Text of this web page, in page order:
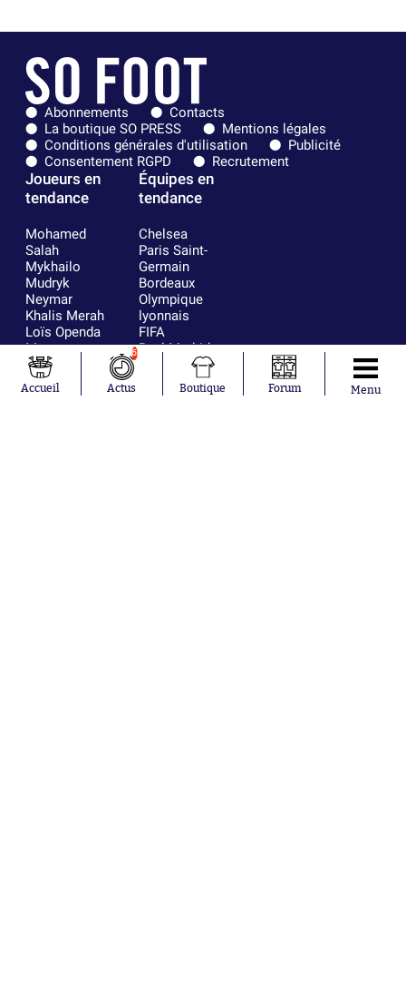
Abonnements
Contacts
La boutique SO PRESS
Mentions légales
Conditions générales d'utilisation
Publicité
Consentement RGPD
Recrutement
Joueurs en
tendance
Mohamed
Salah
Mykhailo
Mudryk
Neymar
Khalis Merah
Loïs Openda
Moussa
Niakhaté
Nicolás
Tagliafico
Équipes en
tendance
Chelsea
Paris Saint-
Germain
Bordeaux
Olympique
lyonnais
FIFA
Real Madrid
RC Strasbourg
AC Milan
France
Accueil
6
Actus Boutique Forum Menu